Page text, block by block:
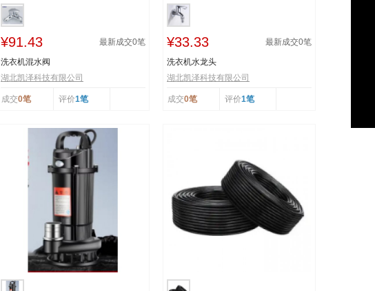
¥91.43 最新成交0笔
洗衣机混水阀
湖北凯泽科技有限公司
成交0笔 评价1笔
¥33.33 最新成交0笔
洗衣机水龙头
湖北凯泽科技有限公司
成交0笔 评价1笔